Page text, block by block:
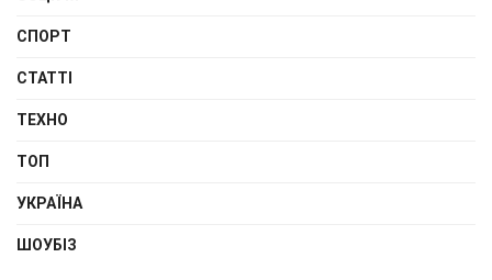
СПОРТ
СТАТТІ
ТЕХНО
ТОП
УКРАЇНА
ШОУБІЗ